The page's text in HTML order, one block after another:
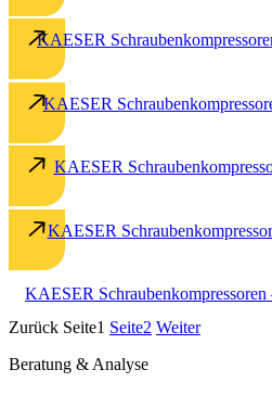
KAESER
KAESER
KAESER
KAESER
KAESER
Zurück Seite1 Seite2 Weiter
Beratung & Analyse